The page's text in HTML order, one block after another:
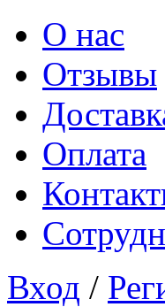
О нас
Отзывы
Оплата
Вход /